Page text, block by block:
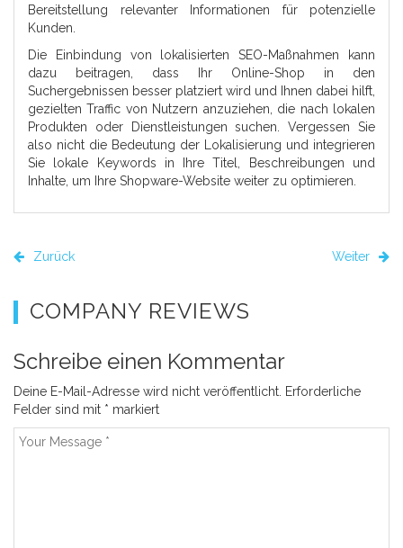
Bereitstellung relevanter Informationen für potenzielle
Kunden.
Die Einbindung von lokalisierten SEO-Maßnahmen kann
dazu beitragen, dass Ihr Online-Shop in den
Suchergebnissen besser platziert wird und Ihnen dabei hilft,
gezielten Traffic von Nutzern anzuziehen, die nach lokalen
Produkten oder Dienstleistungen suchen. Vergessen Sie
also nicht die Bedeutung der Lokalisierung und integrieren
Sie lokale Keywords in Ihre Titel, Beschreibungen und
Inhalte, um Ihre Shopware-Website weiter zu optimieren.
Zurück Weiter
COMPANY REVIEWS
Schreibe einen Kommentar
Deine E-Mail-Adresse wird nicht veröffentlicht. Erforderliche
Felder sind mit * markiert